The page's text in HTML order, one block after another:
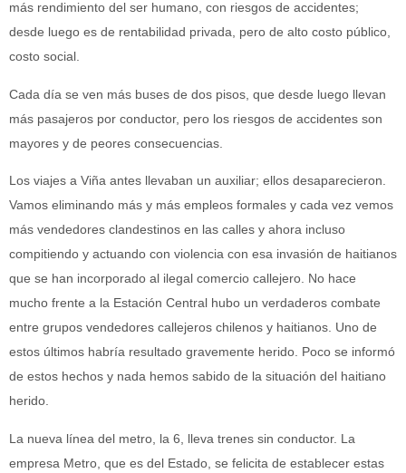
más rendimiento del ser humano, con riesgos de accidentes;
desde luego es de rentabilidad privada, pero de alto costo público,
costo social.
Cada día se ven más buses de dos pisos, que desde luego llevan
más pasajeros por conductor, pero los riesgos de accidentes son
mayores y de peores consecuencias.
Los viajes a Viña antes llevaban un auxiliar; ellos desaparecieron.
Vamos eliminando más y más empleos formales y cada vez vemos
más vendedores clandestinos en las calles y ahora incluso
compitiendo y actuando con violencia con esa invasión de haitianos
que se han incorporado al ilegal comercio callejero. No hace
mucho frente a la Estación Central hubo un verdaderos combate
entre grupos vendedores callejeros chilenos y haitianos. Uno de
estos últimos habría resultado gravemente herido. Poco se informó
de estos hechos y nada hemos sabido de la situación del haitiano
herido.
La nueva línea del metro, la 6, lleva trenes sin conductor. La
empresa Metro, que es del Estado, se felicita de establecer estas